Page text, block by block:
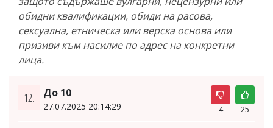
обидни квалификации, обиди на расова,
сексуална, етническа или верска основа или
призиви към насилие по адрес на конкретни
лица.
12. До 10
27.07.2025 20:14:29 4 25